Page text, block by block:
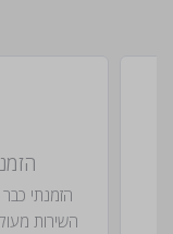
הזמנתי
השירות